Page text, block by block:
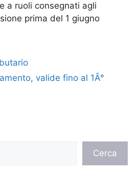
a ruoli consegnati agli
prima del 1 giugno
,valide fino al 1Â°
Cerca